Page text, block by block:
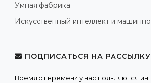
Умная фабрика
Искусственный интеллект и
ПОДПИСАТЬСЯ НА РАССЫЛКУ
Время от времени у нас появляются